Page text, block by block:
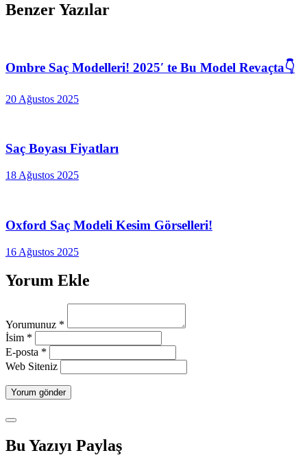
Benzer Yazılar
Ombre Saç Modelleri! 2025′ te Bu Model Revaçta👇
20 Ağustos 2025
Saç Boyası Fiyatları
18 Ağustos 2025
Oxford Saç Modeli Kesim Görselleri!
16 Ağustos 2025
Yorum Ekle
Yorumunuz *
İsim *
E-posta *
Web Siteniz
Bu Yazıyı Paylaş